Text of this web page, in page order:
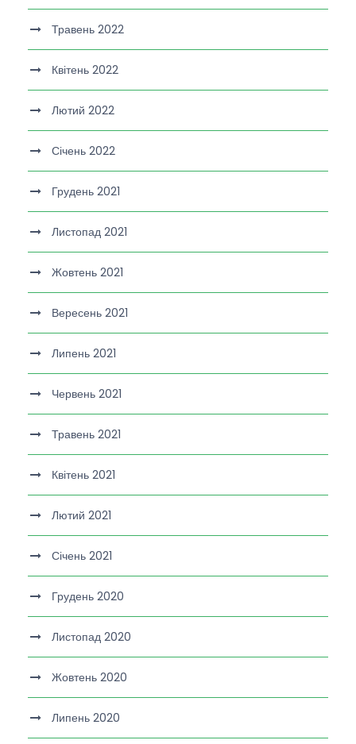
Травень 2022
Квітень 2022
Лютий 2022
Січень 2022
Грудень 2021
Листопад 2021
Жовтень 2021
Вересень 2021
Липень 2021
Червень 2021
Травень 2021
Квітень 2021
Лютий 2021
Січень 2021
Грудень 2020
Листопад 2020
Жовтень 2020
Липень 2020